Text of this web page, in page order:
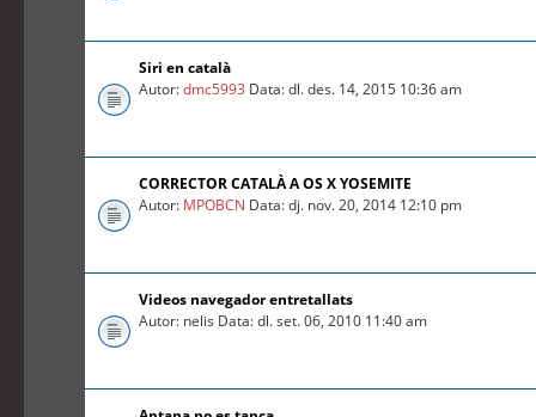
Siri en català
Autor:dmc5993 Data: dl. des. 14, 2015 10:36 am
CORRECTOR CATALÀ A OS X YOSEMITE
Autor: MPOBCN Data: dj. nov. 20, 2014 12:10 pm
Videos navegador entretallats
Autor: nelis Data: dl. set. 06, 2010 11:40 am